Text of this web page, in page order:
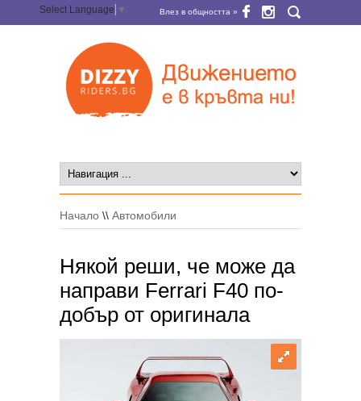
Select Language ▼ Влез в общността »
Начало \\ Автомобили
Някой реши, че може да
направи Ferrari F40 по-
добър от оригинала